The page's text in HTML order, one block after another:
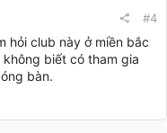
#4
hỏi club này ở miền bắc
biết có tham gia
bàn.